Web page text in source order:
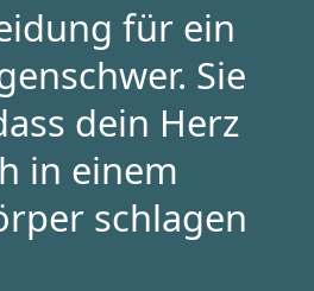
für ein
Sie
dein Herz
in einem
schlagen